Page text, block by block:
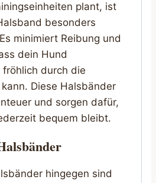
plant, ist
besonders
minimiert Reibung und
dein Hund
durch die
Diese Halsbänder
und sorgen dafür,
bequem bleibt.
hingegen sind